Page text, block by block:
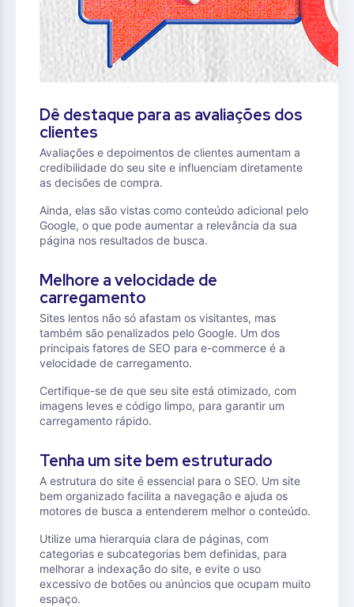
Dê destaque para as avaliações dos
clientes
Avaliações e depoimentos de clientes aumentam a
credibilidade do seu site e influenciam diretamente
as decisões de compra.
Ainda, elas são vistas como conteúdo adicional pelo
Google, o que pode aumentar a relevância da sua
página nos resultados de busca.
Melhore a velocidade de
carregamento
Sites lentos não só afastam os visitantes, mas
também são penalizados pelo Google. Um dos
principais fatores de SEO para e-commerce é a
velocidade de carregamento.
Certifique-se de que seu site está otimizado, com
imagens leves e código limpo, para garantir um
carregamento rápido.
Tenha um site bem estruturado
A estrutura do site é essencial para o SEO. Um site
bem organizado facilita a navegação e ajuda os
motores de busca a entenderem melhor o conteúdo.
Utilize uma hierarquia clara de páginas, com
categorias e subcategorias bem definidas, para
melhorar a indexação do site, e evite o uso
excessivo de botões ou anúncios que ocupam muito
espaço.